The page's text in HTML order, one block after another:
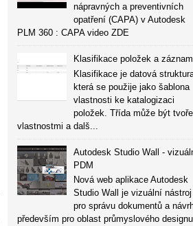
nápravných a preventivních
opatření (CAPA) v Autodesk
PLM 360 : CAPA video ZDE
Klasifikace položek a
Klasifikace je datová
která se použije jako šablona
vlastnosti ke katalogizaci
položek. Třída může být
vlastnostmi a dalš...
Autodesk Studio Wall -
PDM
Nová web aplikace Autodesk
Studio Wall je vizuální nástroj
pro správu dokumentů a
především pro oblast průmyslového